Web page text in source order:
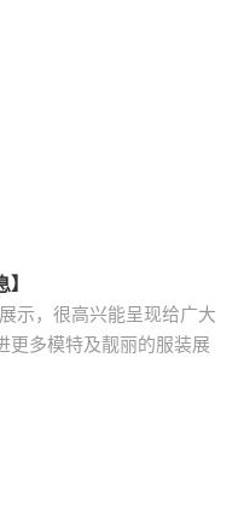
示，很高兴能呈现给广大
更多模特及靓丽的服装展